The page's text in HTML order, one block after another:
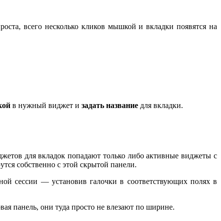
всего несколько кликов мышкой и вкладки появятся на
в нужный виджет и задать название для вкладки.
для вкладок попадают только либо активные виджеты с
собственно с этой скрытой панели.
сессии — установив галочки в соответствующих полях в
панель, они туда просто не влезают по ширине.